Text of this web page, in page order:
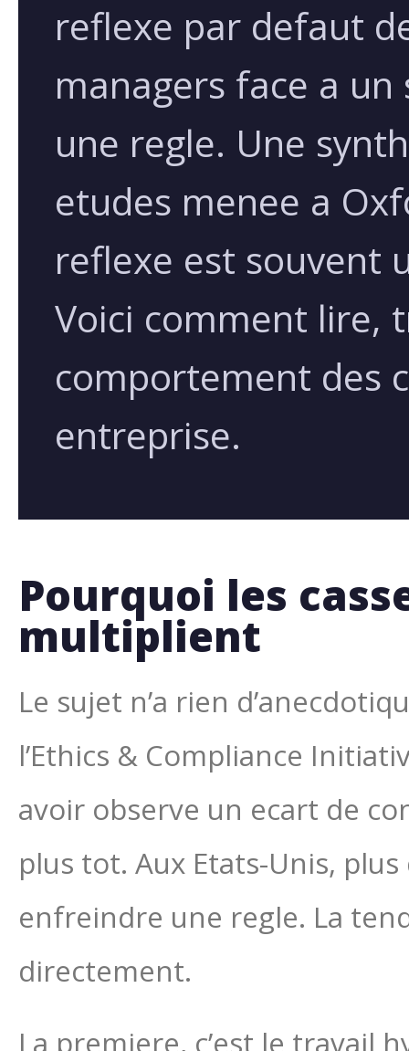
reflexe par defaut
managers face a
une regle. Une
etudes menee a
reflexe est souvent
Voici comment lire,
comportement des
entreprise.
Pourquoi les
multiplient
Le sujet n’a rien
l’Ethics & Compliance
avoir observe un ecart de
plus tot. Aux Etats-Unis,
enfreindre une regle. La
directement.
La premiere, c’est le travail